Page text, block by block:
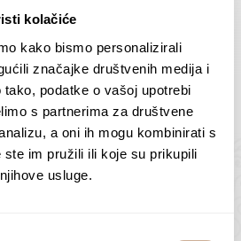
kolačiće
kako bismo personalizirali
značajke društvenih medija i
podatke o vašoj upotrebi
s partnerima za društvene
a oni ih mogu kombinirati s
im pružili ili koje su prikupili
usluge.
2
€Raspon
cijena:
od
75,00 €
138,00 €
Antarktika – krajolik
2
75,00€ – 138,00€Raspon
cijena:
od
ODABERI OPCIJE